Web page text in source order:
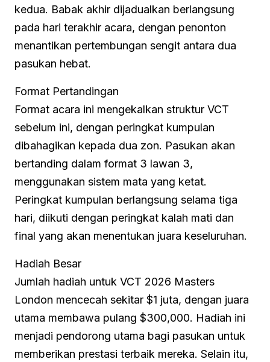
kedua. Babak akhir dijadualkan berlangsung
pada hari terakhir acara, dengan penonton
menantikan pertembungan sengit antara dua
pasukan hebat.
Format Pertandingan
Format acara ini mengekalkan struktur VCT
sebelum ini, dengan peringkat kumpulan
dibahagikan kepada dua zon. Pasukan akan
bertanding dalam format 3 lawan 3,
menggunakan sistem mata yang ketat.
Peringkat kumpulan berlangsung selama tiga
hari, diikuti dengan peringkat kalah mati dan
final yang akan menentukan juara keseluruhan.
Hadiah Besar
Jumlah hadiah untuk VCT 2026 Masters
London mencecah sekitar $1 juta, dengan juara
utama membawa pulang $300,000. Hadiah ini
menjadi pendorong utama bagi pasukan untuk
memberikan prestasi terbaik mereka. Selain itu,